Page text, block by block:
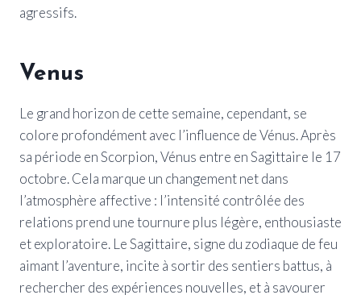
agressifs.
Venus
Le grand horizon de cette semaine, cependant, se
colore profondément avec l’influence de Vénus. Après
sa période en Scorpion, Vénus entre en Sagittaire le 17
octobre. Cela marque un changement net dans
l’atmosphère affective : l’intensité contrôlée des
relations prend une tournure plus légère, enthousiaste
et exploratoire. Le Sagittaire, signe du zodiaque de feu
aimant l’aventure, incite à sortir des sentiers battus, à
rechercher des expériences nouvelles, et à savourer